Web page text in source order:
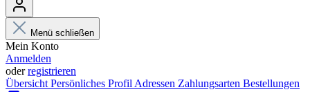
Menü schließen
Mein Konto
Anmelden
oderregistrieren
Übersicht Persönliches Profil Adressen Zahlungsarten Bestellungen